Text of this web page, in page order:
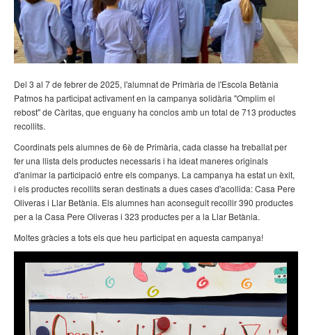
Del 3 al 7 de febrer de 2025, l'alumnat de Primària de l'Escola Betània
Patmos ha participat activament en la campanya solidària "Omplim el
rebost" de Càritas, que enguany ha conclos amb un total de 713 productes
recollits.
Coordinats pels alumnes de 6è de Primària, cada classe ha treballat per
fer una llista dels productes necessaris i ha ideat maneres originals
d'animar la participació entre els companys. La campanya ha estat un èxit,
i els productes recollits seran destinats a dues cases d'acollida: Casa Pere
Oliveras i Llar Betània. Els alumnes han aconseguit recollir 390 productes
per a la Casa Pere Oliveras i 323 productes per a la Llar Betània.
Moltes gràcies a tots els que heu participat en aquesta campanya!